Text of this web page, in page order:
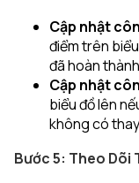
Cập nhật
điểm trên
đã hoàn
Cập nhật
biểu đồ lên
không có
Bước 5: Theo Dõi